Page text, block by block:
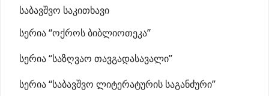
საბავშვო საკითხავი
სერია “ოქროს ბიბლიოთეკა”
სერია “საზღვაო თავგადასავალი”
სერია “საბავშვო ლიტერატურის საგანძური”